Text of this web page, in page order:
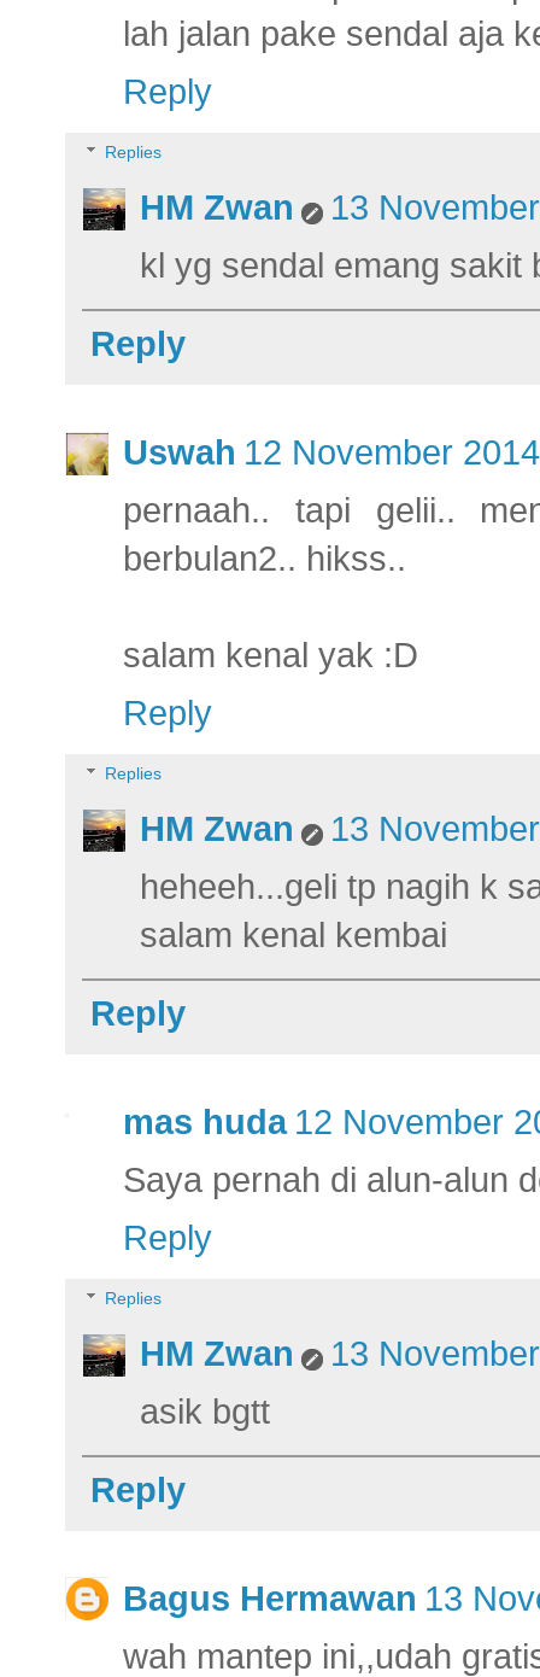
lah jalan pake sendal aja
Reply
Replies
HM Zwan
13
kl yg sendal emang sakit
Reply
Uswah 12 November
pernaah.. tapi gelii..
berbulan2.. hikss..
salam kenal yak :D
Reply
Replies
HM Zwan
13
heheeh...geli tp nagih k
salam kenal kembai
Reply
mas huda 12 November
Saya pernah di alun-alun
Reply
Replies
HM Zwan
13
asik bgtt
Reply
Bagus Hermawan 13
wah mantep ini,,udah